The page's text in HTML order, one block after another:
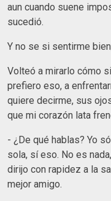
aun cuando suene
sucedió.
Y no se si sentirme
Volteó a mirarlo cómo
prefiero eso, a
quiere decirme, sus
que mi corazón lata
- ¿De qué hablas? Yo
sola, sí eso. No es
dirijo con rapidez a la
mejor amigo.